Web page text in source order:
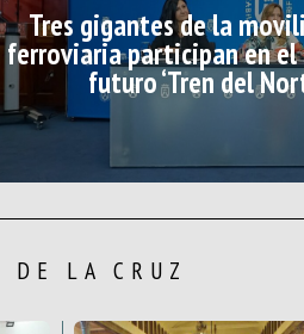
Tres gigantes de la
ferroviaria participan en el
futuro ‘Tren del
DE LA CRUZ